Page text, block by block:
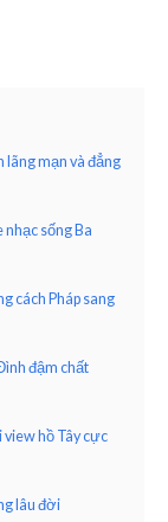
lãng mạn và đẳng
nhạc sống Ba
cách Pháp sang
đậm chất
hồ Tây cực
lâu đời